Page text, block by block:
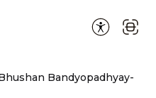
Bandyopadhyay-